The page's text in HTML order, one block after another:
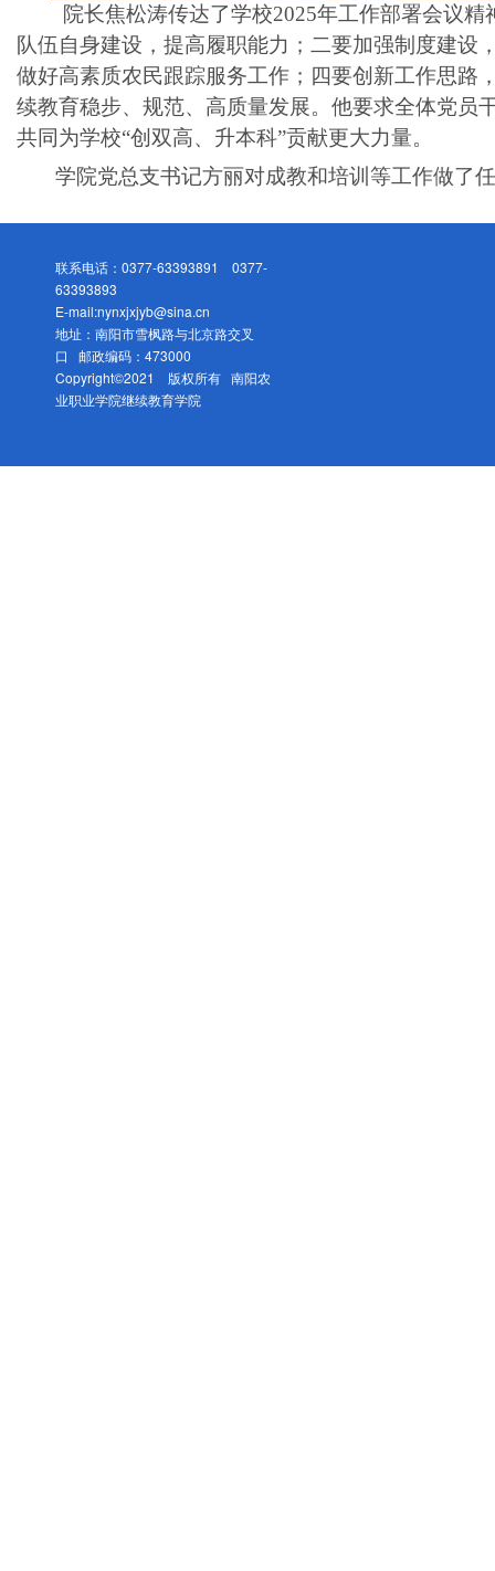
院长焦松涛传达了学校2025年工作部署会议
队伍自身建设，提高履职能力；二要加强制度建设
做好高素质农民跟踪服务工作；四要创新工作思路
续教育稳步、规范、高质量发展。他要求全体党员
共同为学校“创双高、升本科”贡献更大力量。
学院党总支书记方丽对成教和培训等工作做了
联系电话：0377-63393891 0377-
63393893
E-mail:nynxjxjyb@sina.cn
地址：南阳市雪枫路与北京路交叉
口 邮政编码：473000
Copyright©2021 版权所有 南阳农
业职业学院继续教育学院